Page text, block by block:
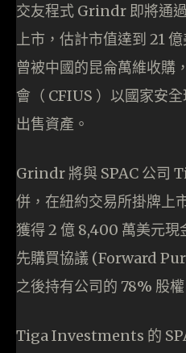
交友程式 Grindr 即將通
上市，估計市值達到 21
曾被中國的昆侖萬維收購
會（ CFIUS ）以國家安
出售資產。
Grindr 將與 SPAC 公司
併，在紐約交易所掛牌
獲得 2 億 8,400 萬美元現
先購買協議 (Forward
之後持有公司的 78% 股權
Tiga Investments 的